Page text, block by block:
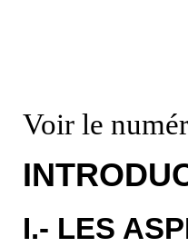
Voir le
I.- LES